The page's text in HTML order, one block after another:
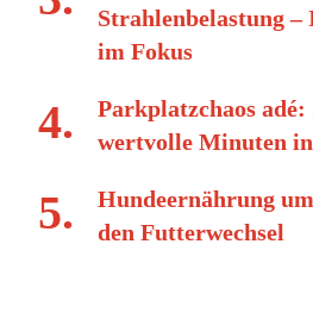
Strahlenbelastung
im Fokus
Parkplatzchaos adé:
wertvolle Minuten
Hundeernährung
den Futterwechsel